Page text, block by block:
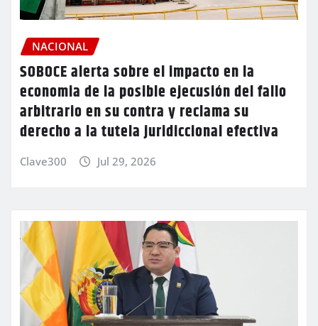
NACIONAL
SOBOCE alerta sobre el impacto en la
economia de la posible ejecusión del fallo
arbitrario en su contra y reclama su
derecho a la tutela juridiccional efectiva
Clave300 Jul 29, 2026